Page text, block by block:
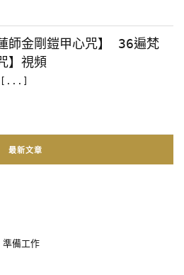
師金剛鎧甲心咒】 36遍梵
】視頻
[...]
最新文章
備工作